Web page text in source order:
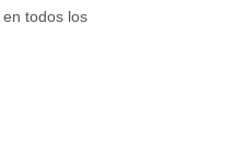
todos los